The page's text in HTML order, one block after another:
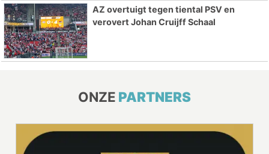
AZ overtuigt tegen tiental PSV en
verovert Johan Cruijff Schaal
ONZE PARTNERS